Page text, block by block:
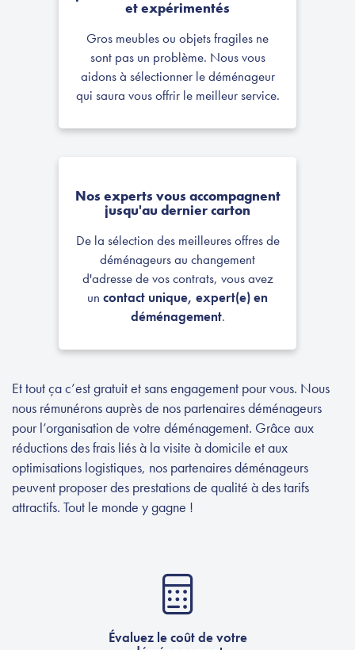
et expérimentés
Gros meubles ou objets fragiles ne
sont pas un problème. Nous vous
aidons à sélectionner le déménageur
qui saura vous offrir le meilleur service.
traverser sereinement un moment forcément
riche en émotions !
Marie Claire, le 2 Septembre
Nos experts vous accompagnent
jusqu'au dernier carton
De la sélection des meilleures offres de
déménageurs au changement
d'adresse de vos contrats, vous avez
un contact unique, expert(e) en
déménagement.
Très bonne expérience avec Nextories et
le déménageur recommandé. Interlocuteur
sympathique, aidant, de bon conseil et
disponible tout le long du processus.
Liegard, le 9 Mars
Et tout ça c’est gratuit et sans engagement pour vous. Nous
nous rémunérons auprès de nos partenaires déménageurs
pour l’organisation de votre déménagement. Grâce aux
réductions des frais liés à la visite à domicile et aux
optimisations logistiques, nos partenaires déménageurs
peuvent proposer des prestations de qualité à des tarifs
attractifs. Tout le monde y gagne !
Évaluez le coût de votre